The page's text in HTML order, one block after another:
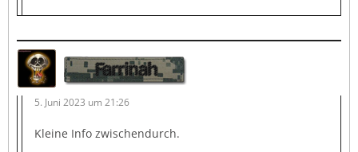
Farrinah
5. Juni 2023 um 21:26
Kleine Info zwischendurch.